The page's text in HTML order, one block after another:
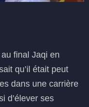
final Jaqi en
qu’il était peut
dans une carrière
d’élever ses